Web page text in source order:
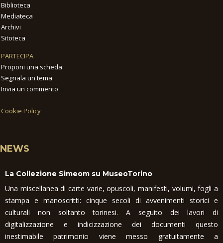
Biblioteca
Mediateca
Archivi
Sitoteca
PARTECIPA
Proponi una scheda
Segnala un tema
Invia un commento
Cookie Policy
NEWS
La Collezione Simeom su MuseoTorino
Una miscellanea di carte varie, opuscoli, manifesti, volumi, fogli a
stampa e manoscritti: cinque secoli di avvenimenti storici e
culturali non soltanto torinesi. A seguito dei lavori di
digitalizzazione e indicizzazione dei documenti questo
inestimabile patrimonio viene messo gratuitamente a